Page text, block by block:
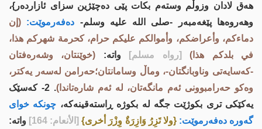
ھەق لادان وزوڵم وستەم بکات پێی دەچێژین سزای ئازاردەر}،
وهەروەها پێغەمبەر -صلى اللە علیە وسلم- دەفەرموێت: (إن
دماءكم، وأعراضكم، وأموالكم عليكم حرام، كحرمة شهركم هذا،
في بلدكم هذا)
[رواه مسلم] واتە: (خوێنتان، وشەرەفتان
-کەسایەتی وناوبانگتان-، وماڵ وسامانتان؛حەرامن لەسەر یەکتر،
وەکو حەرامبوونی ئەم مانگەتان، لە ئەم شارەتاندا)
. 2- کەسێک
یەکێکی تری بکوژێت جگە لە بکوژە ڕاستەقینەکە، چونکە خواى
گەورە دەفەرموێت: {ولا تَزِرُ وَازِرَةٌ وِزْرَ أخرى} [الأنعام: 164]
واتە: